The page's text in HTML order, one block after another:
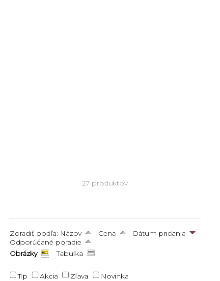
27 produktov
Zoradiť podľa: Názov Cena
Dátum pridania
Odporúčané poradie
Obrázky
Tabuľka
Tip Akcia Zľava
Novinka